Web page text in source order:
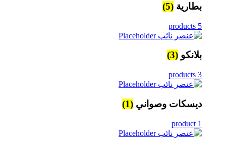
بطارية (5)
5 products
بلانكو (3)
3 products
ديسكات وصواني (1)
1 product